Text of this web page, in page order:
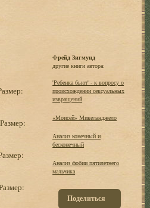
Фрейд Зигмунд
другие книги автора:
'Ребенка бьют' - к вопросу о
происхождении сексуальных
извращений
«Моисей» Микеланджело
Анализ конечный и
бесконечный
Анализ фобии пятилетнего
мальчика
Поделиться